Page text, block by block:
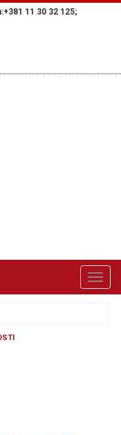
11 30 32 125;